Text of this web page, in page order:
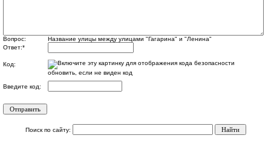
Вопрос:
Название улицы между улицами "Гагарина" и "Ленина"
Ответ:*
Код:
обновить, если не виден код
Введите код:
Поиск по сайту: